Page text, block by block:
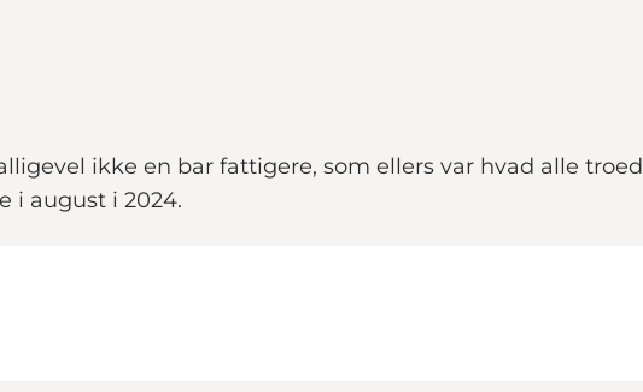
ikke en bar fattigere, som ellers var hvad alle
i august i 2024.